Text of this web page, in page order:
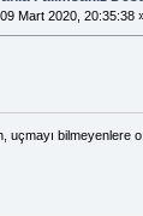
09 Mart 2020, 20:35:38
uçmayı bilmeyenlere